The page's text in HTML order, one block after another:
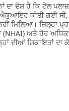
ਦਾ ਦੋਸ਼ ਹੈ ਕਿ ਟੋਲ
ਐਕੁਆਇਰ ਕੀਤੀ ਗਈ
ਮਿਲਿਆ। ਜ਼ਿਲ੍ਹਾ
ਅਤੇ ਹੋਰ
ਦੀਆਂ ਸ਼ਿਕਾਇਤਾਂ